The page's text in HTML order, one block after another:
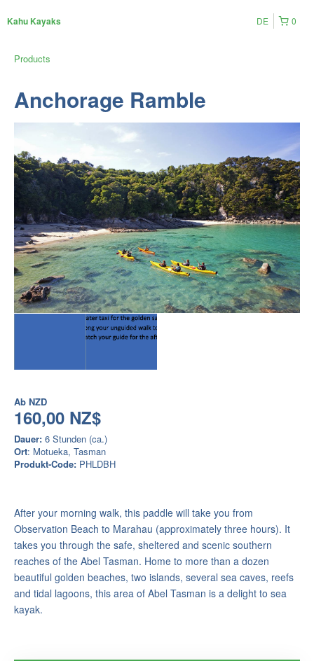
Kahu Kayaks 0
DE
Products
Anchorage Ramble
Ab NZD
160,00 NZ$
Dauer: 6 Stunden (ca.)
Ort: Motueka, Tasman
Produkt-Code: PHLDBH
After your morning walk, this paddle will take you from
Observation Beach to Marahau (approximately three hours). It
takes you through the safe, sheltered and scenic southern
reaches of the Abel Tasman. Home to more than a dozen
beautiful golden beaches, two islands, several sea caves, reefs
and tidal lagoons, this area of Abel Tasman is a delight to sea
kayak.